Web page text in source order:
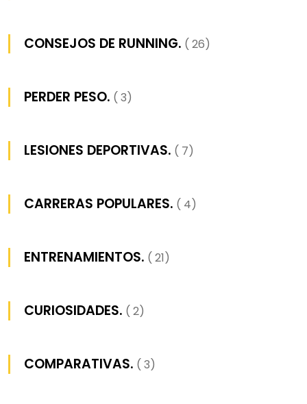
CONSEJOS DE RUNNING. ( 26)
PERDER PESO. ( 3)
LESIONES DEPORTIVAS. ( 7)
CARRERAS POPULARES. ( 4)
ENTRENAMIENTOS. ( 21)
CURIOSIDADES. ( 2)
COMPARATIVAS. ( 3)